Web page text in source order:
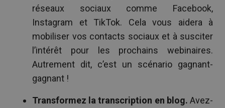
réseaux sociaux comme Facebook,
Instagram et TikTok. Cela vous aidera à
mobiliser vos contacts sociaux et à susciter
l’intérêt pour les prochains webinaires.
Autrement dit, c’est un scénario gagnant-
gagnant !
Transformez la transcription en blog. Avez-